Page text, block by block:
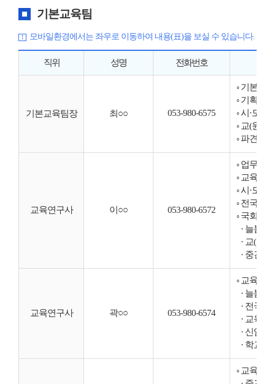
기본교육팀
모바일환경에서는 좌우로 이동하여 내용(표)을 보실 수 있습니다.
직위 성명 전화번호
기본교육팀장 최○○ 053-980-6575
◦ 기본교
◦ 기획업
◦ 시·도
◦ 교(원)
◦ 파견(수
교육연구사 이○○ 053-980-6572
◦ 업무계
◦ 교육공
◦ 시·도
◦ 전국교
◦ 국회·유
· 늘봄
· 교(원)
· 중견
교육연구사 곽○○ 053-980-6574
◦ 교육과
· 늘봄
· 전국
· 교육
· 신임
· 학교
◦ 교육과